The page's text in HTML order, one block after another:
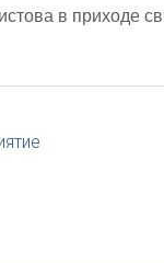
в приходе